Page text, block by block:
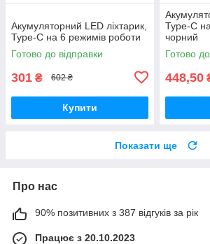
Акумуляторний LED ліхтарик,
Type-C на 6 режимів роботи
Готово до відправки
301 ₴ 602 ₴
Купити
Type-C
чорний
Готово
448,50
Показати ще
Про нас
90% позитивних з 387 відгуків за рік
Працює з 20.10.2023